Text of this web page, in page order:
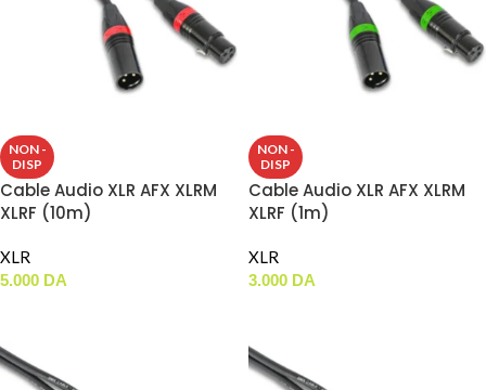
NON -
DISP
Cable Audio XLR AFX XLRM
XLRF (10m)
XLR
5.000 DA
NON -
DISP
Cable Audio XLR AFX XLRM
XLRF (1m)
XLR
3.000 DA